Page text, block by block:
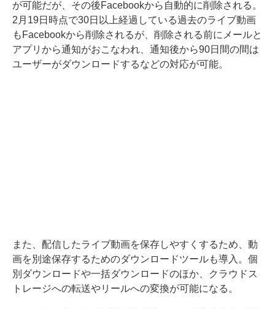
が可能だが、その後Facebookから自動的に削除される。
2月19日時点で30日以上経過している過去のライブ動画
もFacebookから削除されるが、削除される前にメールと
アプリから通知がおこなわれ、通知後から90日間の間は
ユーザーがダウンロードするなどの対応が可能。
また、配信したライブ動画を保存しやすくするため、動
画を別途保存するためのダウンロードツールも導入。個
別ダウンロードや一括ダウンロードのほか、クラウドス
トレージへの転送やリールへの変換が可能になる。